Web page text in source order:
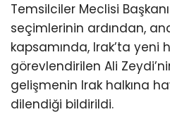
Temsilciler Meclisi
seçimlerinin ardından,
kapsamında, Irak’ta yeni
görevlendirilen Ali
gelişmenin Irak halkına
dilendiği bildirildi.